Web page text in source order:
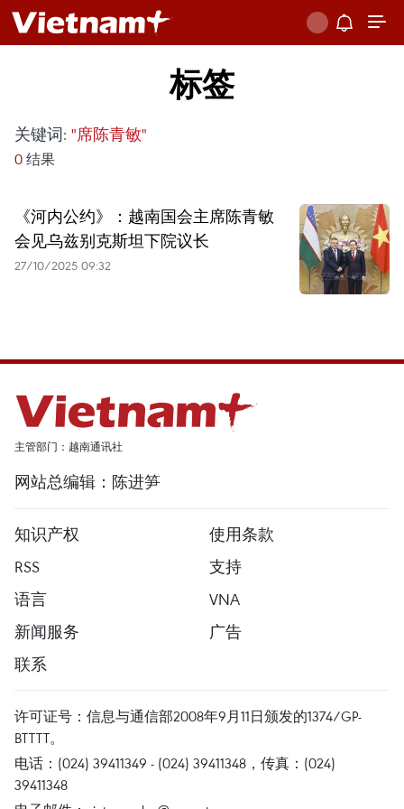
标签
关键词: "席陈青敏"
0 结果
《河内公约》：越南国会主席陈青敏
会见乌兹别克斯坦下院议长
27/10/2025 09:32
主管部门：越南通讯社
网站总编辑：陈进笋
知识产权
使用条款
RSS
支持
语言
VNA
新闻服务
广告
联系
许可证号：信息与通信部2008年9月11日颁发的1374/GP-
BTTTT。
电话：(024) 39411349 - (024) 39411348，传真：(024)
39411348